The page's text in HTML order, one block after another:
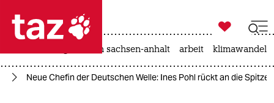
 taz zahl ich
taz zahl ich

taz zahl ich
landtagswahl in sachsen-anhalt arbeit klimawandel
Neue Chefin der Deutschen Welle: Ines Pohl rückt an die Spitze